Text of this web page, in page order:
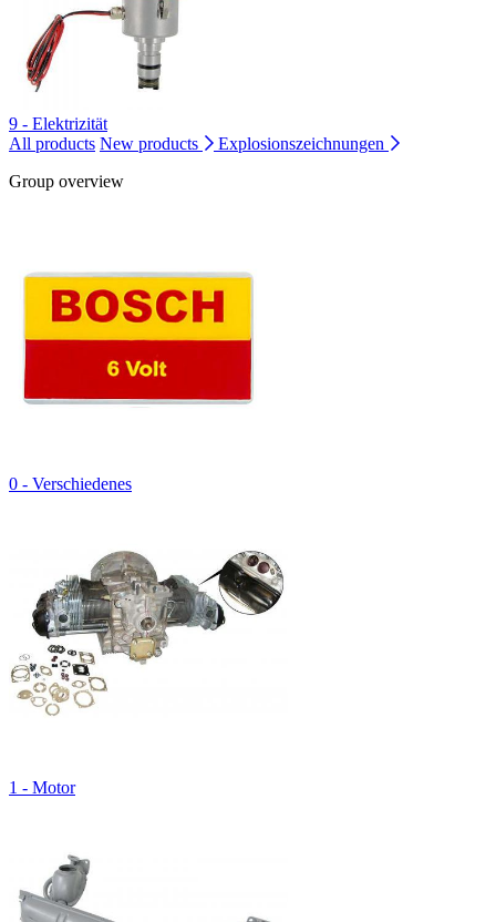
9 - Elektrizität
All products New products
Explosionszeichnungen
Group overview
0 - Verschiedenes
1 - Motor